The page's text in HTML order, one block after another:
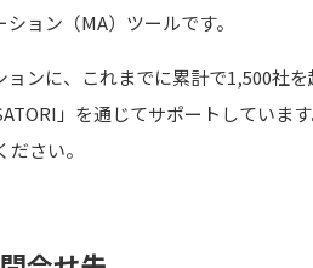
ョン（MA）ツールです。
ョンに、これまでに累計で1,500社
」を通じてサポートしていま
さい。